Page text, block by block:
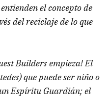
el concepto de
del reciclaje de lo que
Builders empieza! El
que puede ser niño o
Espíritu Guardián; el